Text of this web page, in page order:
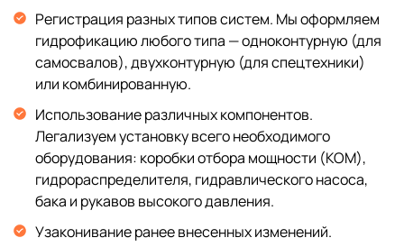
Регистрация разных типов систем. Мы оформляем
гидрофикацию любого типа — одноконтурную (для
самосвалов), двухконтурную (для спецтехники)
или комбинированную.
Использование различных компонентов.
Легализуем установку всего необходимого
оборудования: коробки отбора мощности (КОМ),
гидрораспределителя, гидравлического насоса,
бака и рукавов высокого давления.
Узаконивание ранее внесенных изменений.